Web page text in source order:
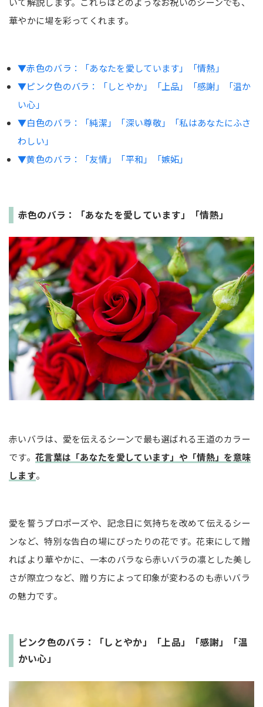
華やかに場を彩ってくれます。
▼赤色のバラ：「あなたを愛しています」「情熱」
▼ピンク色のバラ：「しとやか」「上品」「感謝」「温か
い心」
▼白色のバラ：「純潔」「深い尊敬」「私はあなたにふさ
わしい」
▼黄色のバラ：「友情」「平和」「嫉妬」
赤色のバラ：「あなたを愛しています」「情熱」
赤いバラは、愛を伝えるシーンで最も選ばれる王道のカラー
です。 花言葉は「あなたを愛しています」や「情熱」を意味
します。
愛を誓うプロポーズや、記念日に気持ちを改めて伝えるシー
ンなど、特別な告白の場にぴったりの花です。花束にして贈
ればより華やかに、一本のバラなら赤いバラの凛とした美し
さが際立つなど、贈り方によって印象が変わるのも赤いバラ
の魅力です。
ピンク色のバラ：「しとやか」「上品」「感謝」「温
かい心」